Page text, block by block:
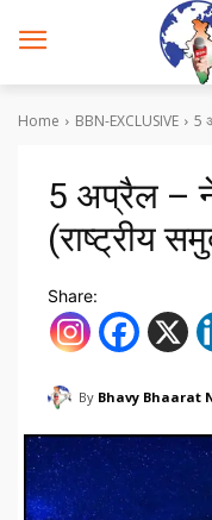
Home BBN-EXCLUSIVE 5
5 अप्रैल –
(राष्ट्रीय
Share:
By Bhavy Bhaarat